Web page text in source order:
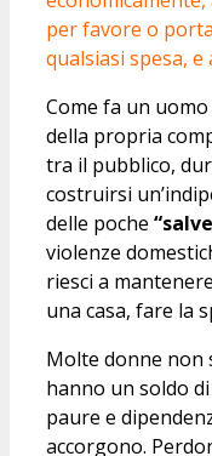
per favore o
qualsiasi spesa,
Come fa un
della propria
tra il pubblico,
costruirsi
delle poche
violenze
riesci a
una casa, fare la
Molte donne non
hanno un soldo
paure e
accorgono.